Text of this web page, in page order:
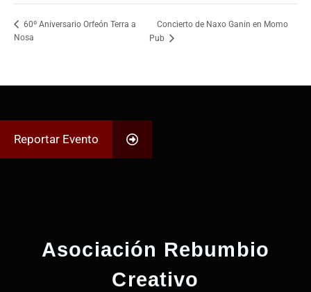
60º Aniversario Orfeón Terra a
Nosa
Concierto de Naxo Ganin en Momo
Pub
Reportar Evento
Asociación Rebumbio
Creativo